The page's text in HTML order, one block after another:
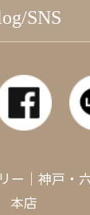
SNS
ー｜神戸・
本店